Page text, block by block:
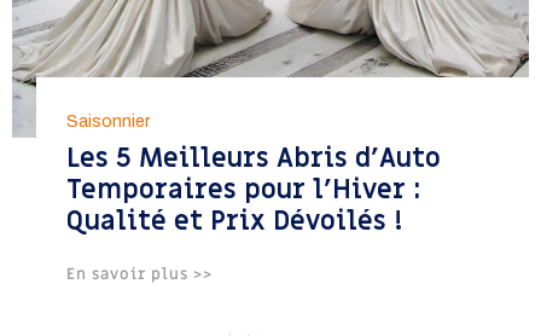
Saisonnier
Les 5 Meilleurs Abris d’Auto
Temporaires pour l’Hiver :
Qualité et Prix Dévoilés !
En savoir plus >>